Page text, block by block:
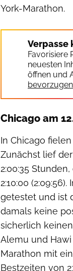
York-Marathon.
Verpasse
Favorisiere
neuesten
öffnen und
Chicago am
In Chicago
Zunächst lief
2:00:35
2:10:00
getestet und ist
damals keine
sicherlich
Alemu und
Marathon mit
Bestzeiten von